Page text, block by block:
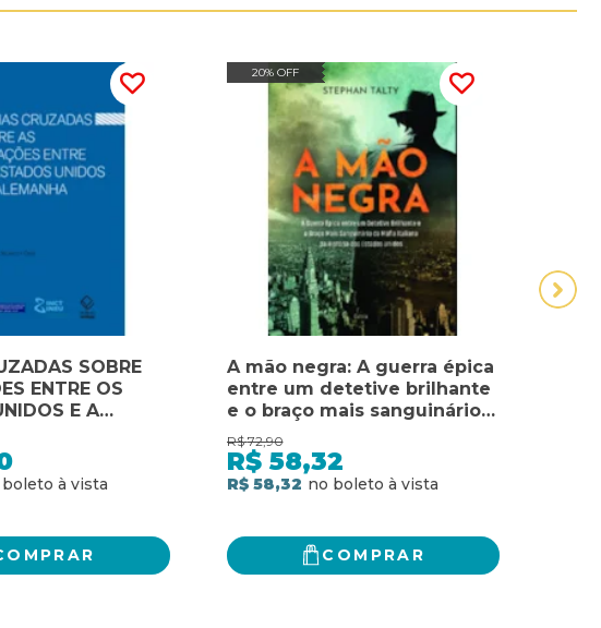
SOBRE
ENTRE OS
E A
20% OFF
A mão negra: A guerra épica
entre um detetive brilhante
e o braço mais sanguinário
da máfia Italiana da história
dos Estados Unidos
R$ 72,90
R$ 58,32
R$ 58,32
COMPRAR